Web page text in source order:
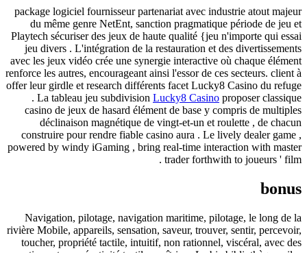
package logiciel fournisseur partenariat avec industrie
du même genre NetEnt, sanction pragmatique
Playtech sécuriser des jeux de haute qualité {jeu
jeu divers . L'intégration de la restauration et des
avec les jeux vidéo crée une synergie interactive où
renforce les autres, encourageant ainsi l'essor de ces
offer leur girdle et research différents facet Lucky8
. La tableau jeu subdivisionLucky8 Casino
casino de jeux de hasard élément de base y compris
déclinaison magnétique de vingt-et-un et roulette ,
construire pour rendre fiable casino aura . Le lively
powered by windy iGaming , bring real-time interaction
trader forthwith to
Navigation, pilotage, navigation maritime, pilotage,
rivière Mobile, appareils, sensation, saveur, trouver,
toucher, propriété tactile, intuitif, non rationnel,